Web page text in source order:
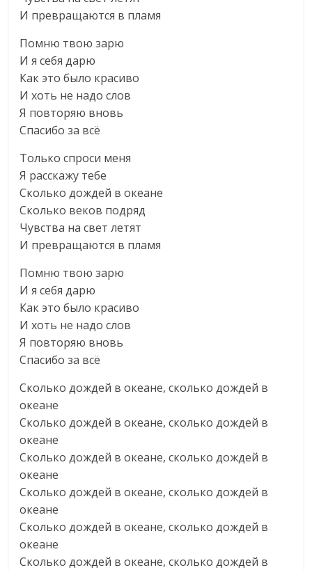
И превращаются в пламя
Помню твою зарю
И я себя дарю
Как это было красиво
И хоть не надо слов
Я повторяю вновь
Спасибо за всё
Только спроси меня
Я расскажу тебе
Сколько дождей в океане
Сколько веков подряд
Чувства на свет летят
И превращаются в пламя
Помню твою зарю
И я себя дарю
Как это было красиво
И хоть не надо слов
Я повторяю вновь
Спасибо за всё
Сколько дождей в океане, сколько дождей в
океане
Сколько дождей в океане, сколько дождей в
океане
Сколько дождей в океане, сколько дождей в
океане
Сколько дождей в океане, сколько дождей в
океане
Сколько дождей в океане, сколько дождей в
океане
Сколько дождей в океане, сколько дождей в